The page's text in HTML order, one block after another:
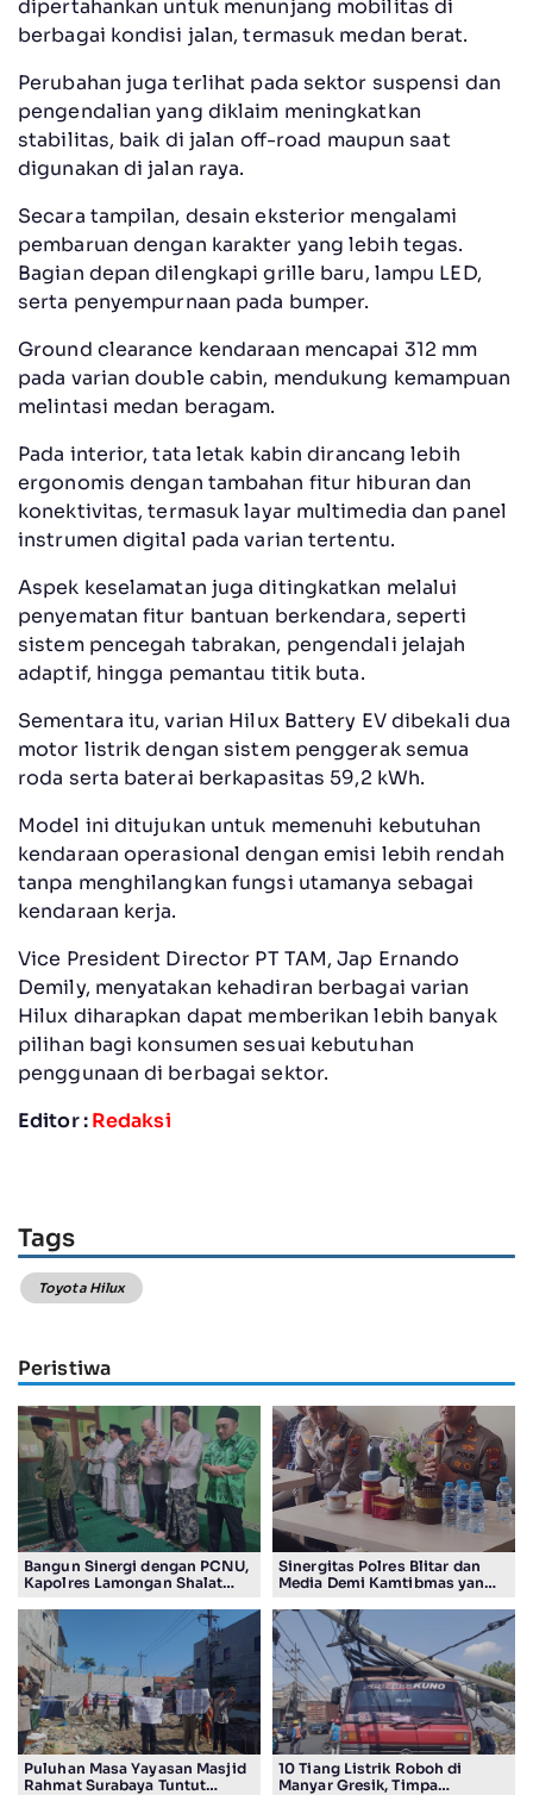
dipertahankan untuk menunjang mobilitas di
berbagai kondisi jalan, termasuk medan berat.
Perubahan juga terlihat pada sektor suspensi dan
pengendalian yang diklaim meningkatkan
stabilitas, baik di jalan off-road maupun saat
digunakan di jalan raya.
Secara tampilan, desain eksterior mengalami
pembaruan dengan karakter yang lebih tegas.
Bagian depan dilengkapi grille baru, lampu LED,
serta penyempurnaan pada bumper.
Ground clearance kendaraan mencapai 312 mm
pada varian double cabin, mendukung kemampuan
melintasi medan beragam.
Pada interior, tata letak kabin dirancang lebih
ergonomis dengan tambahan fitur hiburan dan
konektivitas, termasuk layar multimedia dan panel
instrumen digital pada varian tertentu.
Aspek keselamatan juga ditingkatkan melalui
penyematan fitur bantuan berkendara, seperti
sistem pencegah tabrakan, pengendali jelajah
adaptif, hingga pemantau titik buta.
Sementara itu, varian Hilux Battery EV dibekali dua
motor listrik dengan sistem penggerak semua
roda serta baterai berkapasitas 59,2 kWh.
Model ini ditujukan untuk memenuhi kebutuhan
kendaraan operasional dengan emisi lebih rendah
tanpa menghilangkan fungsi utamanya sebagai
kendaraan kerja.
Vice President Director PT TAM, Jap Ernando
Demily, menyatakan kehadiran berbagai varian
Hilux diharapkan dapat memberikan lebih banyak
pilihan bagi konsumen sesuai kebutuhan
penggunaan di berbagai sektor.
Editor :Redaksi
Tags
Toyota Hilux
Peristiwa
Bangun Sinergi dengan PCNU,
Kapolres Lamongan Shalat
Pengurus
Sinergitas Polres Blitar dan
Media Demi Kamtibmas yang
Puluhan Masa Yayasan Masjid
Rahmat Surabaya Tuntut
10 Tiang Listrik Roboh di
Manyar Gresik, Timpa